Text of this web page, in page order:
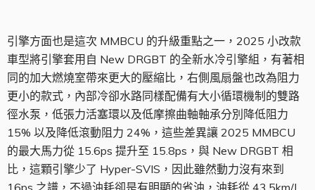
引擎方面也是這次 MMBCU 的升級重點之一，2025 小改款
車型將引擎套用自 New DRGBT 的全新水冷引擎組，有著相
同的加大燃燒室帶來更大的壓縮比，右側風扇盤也改為阻力
更小的款式，內部冷卻水路同樣配備有大小循環機制的雙路
徑水泵，低張力活塞環以及低摩擦曲軸軸承分別降低阻力
15% 以及降低滾動阻力 24%，這些差異讓 2025 MMBCU
的最大馬力從 15.6ps 提升至 15.8ps，與 New DRGBT 相
比，這顆引擎少了 Hyper-SVIS，因此雖然動力沒有來到
16ps 之譜，不過油耗卻是有明顯的省油，油耗從 43.5km/L